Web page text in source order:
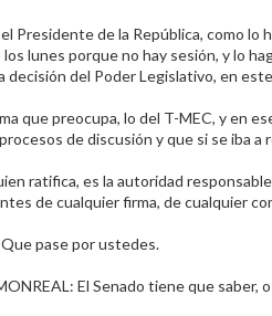
Presidente de la República, como lo
lunes porque no hay sesión, y lo
decisión del Poder Legislativo, en
que preocupa, lo del T-MEC, y en
de discusión y que si se iba
ratifica, es la autoridad
de cualquier firma, de cualquier
pase por ustedes.​
El Senado tiene que